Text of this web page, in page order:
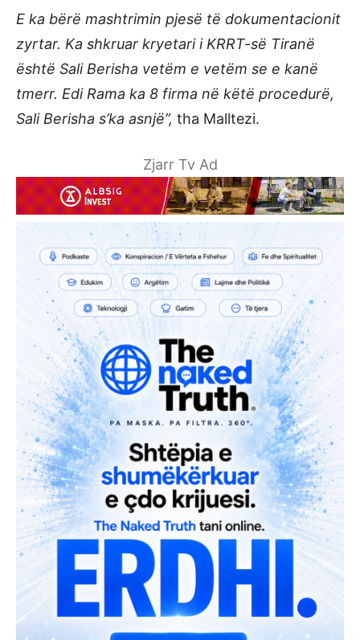
E ka bërë mashtrimin pjesë të dokumentacionit
zyrtar. Ka shkruar kryetari i KRRT-së Tiranë
është Sali Berisha vetëm e vetëm se e kanë
tmerr. Edi Rama ka 8 firma në këtë procedurë,
Sali Berisha s’ka asnjë”, tha Malltezi.
Zjarr Tv Ad